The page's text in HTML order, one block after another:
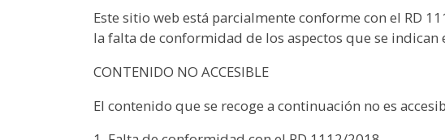
Este sitio web está parcialmente conforme con el RD
la falta de conformidad de los aspectos que se indican
CONTENIDO NO ACCESIBLE
El contenido que se recoge a continuación no es